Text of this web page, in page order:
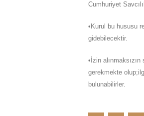
Cumhuriyet
•Kurul bu hususu
gidebilecektir.
•İzin
gerekmekte
bulunabilirler.